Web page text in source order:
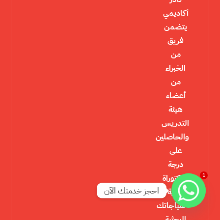
أكاديمي
يتضمن
فريق
من
الخبراء
من
أعضاء
هيئة
التدريس
والحاصلين
على
درجة
الدكتوراة
لتلبية
احتياجاتك
1
احجز خدمتك الآن